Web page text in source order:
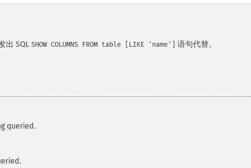
出 SQL SHOW COLUMNS FROM table [LIKE 'name'] 语句代替。
queried.